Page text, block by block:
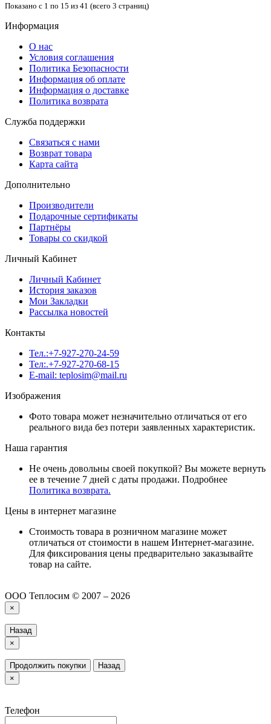
Показано с 1 по 15 из 41 (всего 3 страниц)
Информация
О нас
Условия соглашения
Политика Безопасности
Информация об оплате
Информация о доставке
Политика возврата
Служба поддержки
Связаться с нами
Возврат товара
Карта сайта
Дополнительно
Производители
Подарочные сертификаты
Партнёры
Товары со скидкой
Личный Кабинет
Личный Кабинет
История заказов
Мои Закладки
Рассылка новостей
Контакты
Тел.:+7-927-270-24-59
Тел:.+7-927-270-68-15
E-mail: teplosim@mail.ru
Изображения
Фото товара может незначительно отличаться от его
реального вида без потери заявленных характеристик.
Наша гарантия
Не очень довольны своей покупкой? Вы можете вернуть
ее в течение 7 дней с даты продажи. Подробнее
Политика возврата.
Цены в интернет магазине
Стоимость товара в розничном магазине может
отличаться от стоимости в нашем Интернет-магазине.
Для фиксирования цены предварительно заказывайте
товар на сайте.
ООО Теплосим © 2007 – 2026
×
Назад
×
Продолжить покупки
Назад
×
Телефон